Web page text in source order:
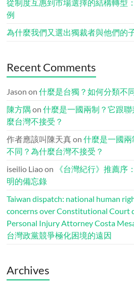
從制度互惠到市場選擇的結構轉型
例
為什麼我們又選出獨裁者與他們的
Recent Comments
Jason on什麼是台獨？如何分類不
陳方隅 on什麼是一國兩制？它跟
麼台灣不接受？
作者應該叫陳天真on什麼是一國
不同？為什麼台灣不接受？
iseilio Liaoon
《台灣紀行》推薦序
明的備忘錄
Taiwan dispatch: national human
concerns over Constitutional Court
Personal Injury Attorney Costa
台灣政黨競爭極化困境的遠因
Archives